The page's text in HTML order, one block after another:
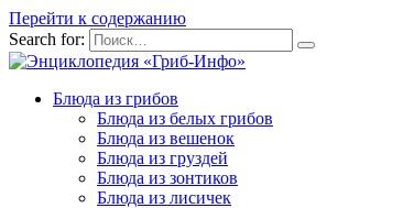
Перейти к содержанию
Search for:
Блюда из грибов
Блюда из белых грибов
Блюда из вешенок
Блюда из груздей
Блюда из зонтиков
Блюда из лисичек